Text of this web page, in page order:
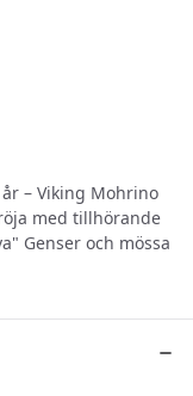
– Viking Mohrino
med tillhörande
Genser och mössa